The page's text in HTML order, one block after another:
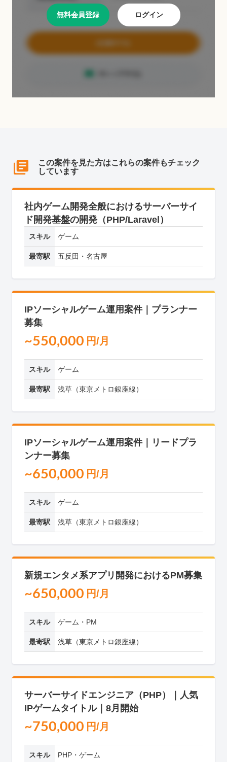
無料会員登録 ログイン
この案件を見た方はこれらの案件もチェック
しています
社内ゲーム開発全般におけるサーバーサイ
ド開発基盤の開発（PHP/Laravel）
スキル ゲーム
最寄駅 五反田・名古屋
IPソーシャルゲーム運用案件｜プランナー
募集
~550,000 円/月
スキル ゲーム
最寄駅 浅草（東京メトロ銀座線）
IPソーシャルゲーム運用案件｜リードプラ
ンナー募集
~650,000 円/月
スキル ゲーム
最寄駅 浅草（東京メトロ銀座線）
新規エンタメ系アプリ開発におけるPM募集
~650,000 円/月
スキル ゲーム・PM
最寄駅 浅草（東京メトロ銀座線）
サーバーサイドエンジニア（PHP）｜人気
IPゲームタイトル｜8月開始
~750,000 円/月
スキル PHP・ゲーム